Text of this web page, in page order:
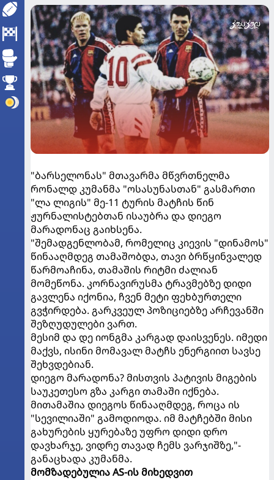
"ბარსელონას" მთავარმა მწვრთნელმა
რონალდ კუმანმა "ოსასუნასთან" გასმართი
"ლა ლიგის" მე-11 ტურის მატჩის წინ
ჟურნალისტებთან ისაუბრა და დიეგო
მარადონაც გაიხსენა.
"შემადგენლობამ, რომელიც კიევის "დინამოს"
წინააღმდეგ თამაშობდა, თავი ბრწყინვალედ
წარმოაჩინა, თამაშის რიტმი ძალიან
მომეწონა. კორნავირუსმა ტრავმებზე დიდი
გავლენა იქონია, ჩვენ მეტი ფეხბურთელი
გვჭირდება. გარკვეულ პოზიციებზე არჩევანში
შეზღუდულები ვართ.
მესიმ და დე იონგმა კარგად დაისვენეს. იმედი
მაქვს, ისინი მომავალ მატჩს ენერგიით სავსე
შეხვდებიან.
დიეგო მარადონა? მისთვის პატივის მიგების
საუკეთესო გზა კარგი თამაში იქნება.
მითამაშია დიეგოს წინააღმდეგ, როცა ის
"სევილიაში" გამოდიოდა. იმ მატჩებში მისი
გახურების ყურებაზე უფრო დიდი დრო
დავხარჯე, ვიდრე თავად ჩემს ვარჯიშზე,"-
განაცხადა კუმანმა.
მომზადებულია AS-ის მიხედვით